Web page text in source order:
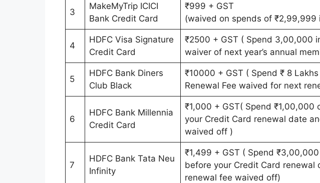
3
MakeMyTrip ICICI
Bank Credit Card
₹999 + GST
(waived on spends of ₹2,99,999
4
HDFC Visa Signature
Credit Card
₹2500 + GST ( Spend 3,00,000
waiver of next year’s annual
5
HDFC Bank Diners
Club Black
₹10000 + GST ( Spend ₹ 8
Renewal Fee waived for next
6
HDFC Bank Millennia
Credit Card
₹1,000 + GST( Spend ₹1,00,000
your Credit Card renewal date
waived off )
7
HDFC Bank Tata Neu
Infinity
₹1,499 + GST ( Spend
before your Credit Card renewal
renewal fee waived off)